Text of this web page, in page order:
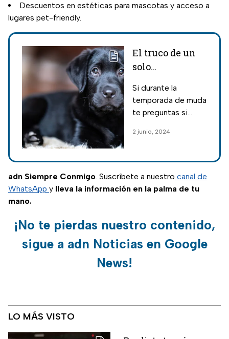
Descuentos en estéticas para mascotas y acceso a
lugares pet-friendly.
El truco de un
solo
para que no se
le caiga el pelo a
Si durante la
temporada de muda
te preguntas si
para que no se le
perro, aquí tenemos
la respuesta.
2 junio, 2024
adn Siempre Conmigo. Suscríbete a nuestro canal de
WhatsApp y lleva la información en la palma de tu
mano.
¡No te pierdas nuestro contenido,
sigue a adn Noticias en Google
News!
LO MÁS VISTO